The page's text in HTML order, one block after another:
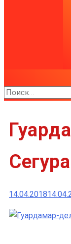
Найти:
Сегура
14.04.2018